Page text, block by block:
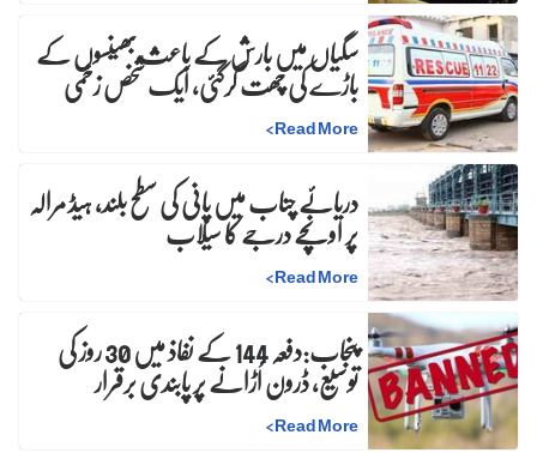
سگیاں میں بارش کے باعث بھینسوں کے
باڑے کی چھت گرگئی، ایک شخص زخمی
Read More
>
دریائے چناب میں پانی کی سطح بلند، ہیڈ مرالہ
پر اونچے درجے کا سیلاب
Read More
>
پنجاب:دفعہ 144 کے نفاذ میں 30 روز کیتوسیع، ڈرون اُڑانے پر پابندی برقرار
Read More
>